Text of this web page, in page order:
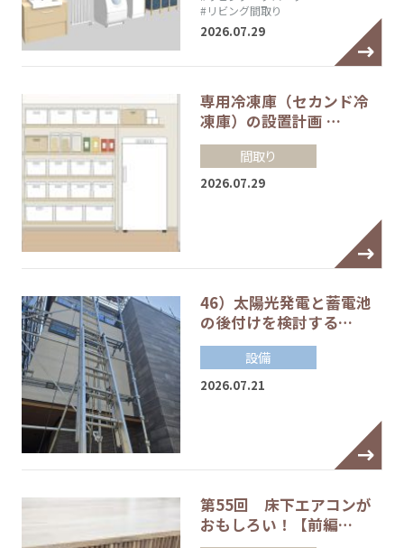
#リビング間取り
2026.07.29
専用冷凍庫（セカンド冷
凍庫）の設置計画 …
間取り
2026.07.29
46）太陽光発電と蓄電池
の後付けを検討する…
設備
2026.07.21
第55回 床下エアコンが
おもしろい！【前編…